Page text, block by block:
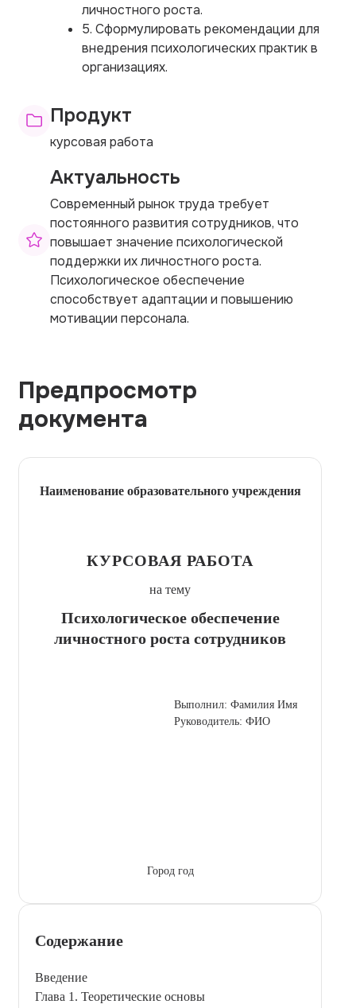
личностного роста.
5. Сформулировать рекомендации для
внедрения психологических практик в
организациях.
Продукт
курсовая работа
Актуальность
Современный рынок труда требует
постоянного развития сотрудников, что
повышает значение психологической
поддержки их личностного роста.
Психологическое обеспечение
способствует адаптации и повышению
мотивации персонала.
Предпросмотр
документа
Наименование образовательного учреждения
КУРСОВАЯ РАБОТА
на тему
Психологическое обеспечение
личностного роста сотрудников
Выполнил: Фамилия Имя
Руководитель: ФИО
Город год
Содержание
Введение
Глава 1. Теоретические основы